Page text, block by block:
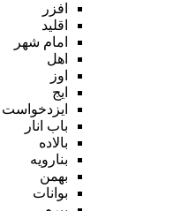
افزر
اقلید
امام شهر
اهل
اوز
ایج
ایزدخواست
باب انار
بالاده
بنارویه
بهمن
بوانات